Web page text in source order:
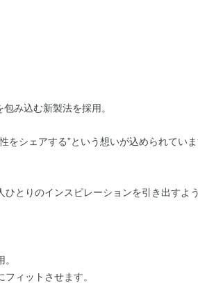
み込む新製法を採用。
をシェアする”という想いが込められていま
とりのインスピレーションを引き出すよ
ィットさせます。